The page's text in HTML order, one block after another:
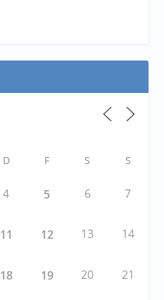
D F S S
4 5 6 7
11 12 13 14
18 19 20 21